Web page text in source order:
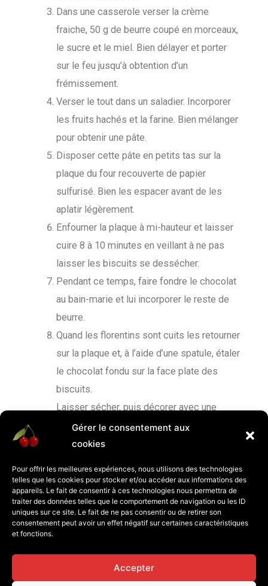
Gérer le consentement aux
cookies
Pour offrir les meilleures expériences, nous utilisons des technologies
telles que les cookies pour stocker et/ou accéder aux informations des
appareils. Le fait de consentir à ces technologies nous permettra de
traiter des données telles que le comportement de navigation ou les ID
uniques sur ce site. Le fait de ne pas consentir ou de retirer son
consentement peut avoir un effet négatif sur certaines caractéristiques
et fonctions.
Accepter
Dans une casserole verser la crème
fraiche, 50 g de beurre coupé en morceaux,
le sucre et le miel. Bien délayer et porter
sur le feu jusqu’à obtention d’un
frémissement.
Verser le tout dans un saladier. Incorporer
les fruits hachés et la farine. Bien mélanger
pour obtenir une pâte.
Disposer cette pâte en petits tas sur la
plaque du four recouverte de papier
sulfurisé. Bien les espacer avant de les
aplatir légèrement.
Enfourner la plaque à mi-hauteur et laisser
cuire 8 à 10 minutes en veillant à ne pas
laisser les biscuits se dessécher.
Pendant ce temps, faire fondre le chocolat
au bain-marie et lui incorporer le reste de
beurre.
Quand les florentins sont cuits les retourner
sur la plaque et, à l’aide d’une spatule, étaler
le chocolat fondu sur la face plate des
biscuits.
Laisser sécher, puis décorer avec une
cerise confite.
À déguster ou à offrir.